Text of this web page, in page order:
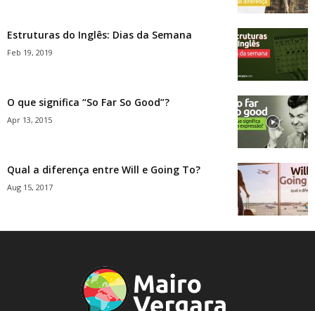
Estruturas do Inglês: Dias da Semana
Feb 19, 2019
O que significa “So Far So Good”?
Apr 13, 2015
Qual a diferença entre Will e Going To?
Aug 15, 2017